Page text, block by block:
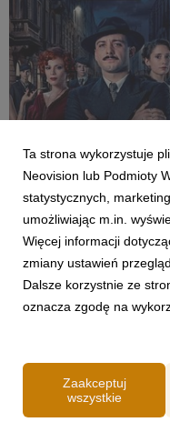
KRÓL
Wyjątkowa,
Valkova na
superprodukcji
17.12.2020 w
17 grudnia 2020
Ścieżka dźwiękowa do
oraz słowiańskich
sonorystycznymi muzyki
Ta strona wykorzystuje
Neovision lub Podmioty
statystycznych,
umożliwiając m.in.
Więcej informacji
zmiany ustawień
Dalsze korzystnie ze
oznacza zgodę na
Zaakceptuj
wszystkie